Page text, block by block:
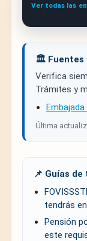
Ver todas las
🏛️ Fuentes
Verifica
Trámites y
Última
📌 Guías
tendrás
Pensión
este